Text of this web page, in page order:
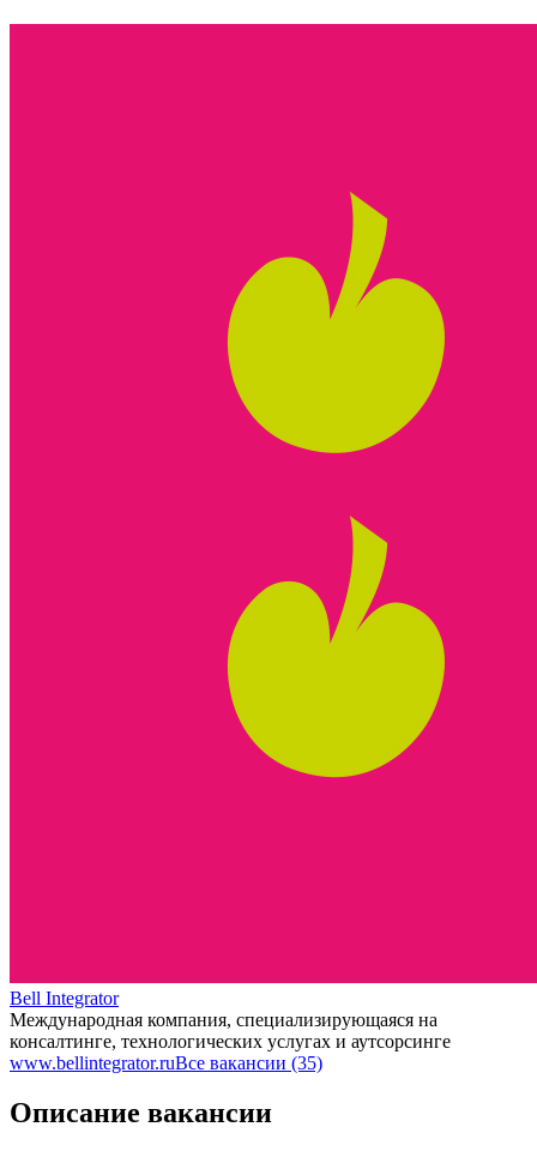
Bell Integrator
Международная компания, специализирующаяся на
консалтинге, технологических услугах и аутсорсинге
www.bellintegrator.ruВсе вакансии (35)
Описание вакансии